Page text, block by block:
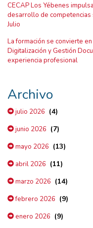
CECAP Los Yébenes
desarrollo de
Julio
La formación se convierte
Digitalización y Gestión
experiencia profesional
Archivo
julio 2026 (4)
junio 2026 (7)
mayo 2026 (13)
abril 2026 (11)
marzo 2026 (14)
febrero 2026 (9)
enero 2026 (9)